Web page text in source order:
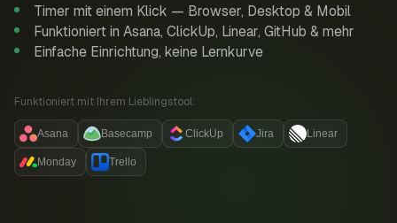
Timer mit einem Klick — Browser, Desktop & Mobil
Funktioniert in Asana, ClickUp, Linear, GitHub & mehr
Einfache Einrichtung, keine Lernkurve
Funktioniert mit Ihrem Lieblingstool:
Asana Basecamp ClickUp Jira Linear
Monday Trello